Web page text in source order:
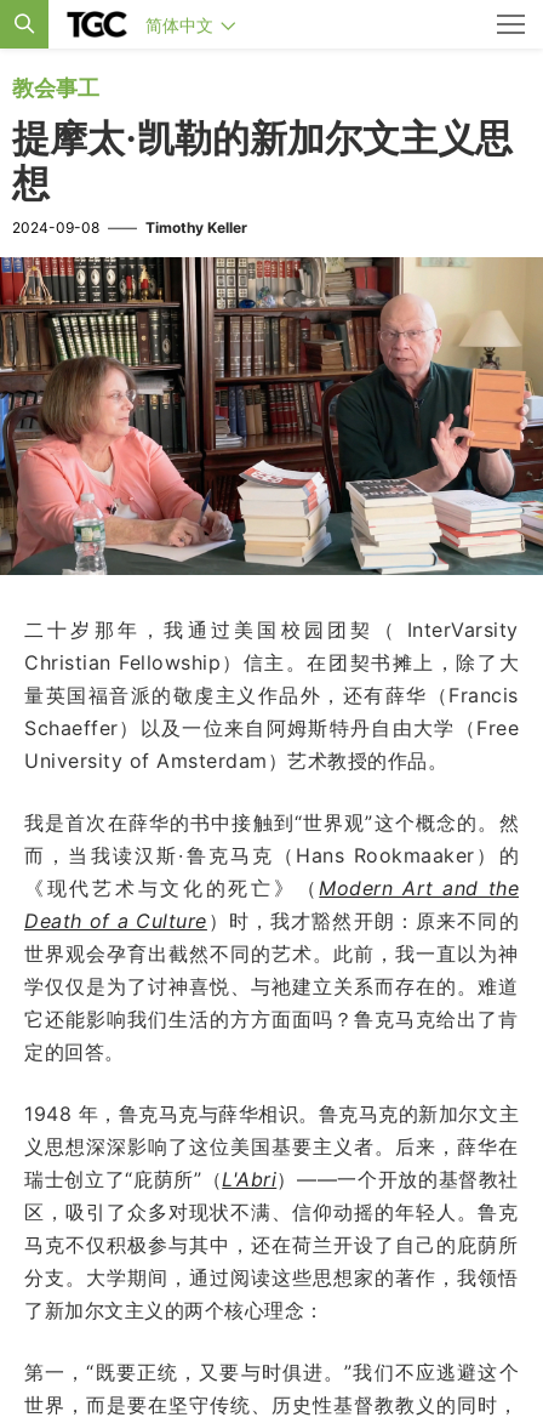
简体中文
教会事工
提摩太·凯勒的新加尔文主义思
想
2024-09-08 —— Timothy Keller
二十岁那年，我通过美国校园团契（ InterVarsity
Christian Fellowship）信主。在团契书摊上，除了大
量英国福音派的敬虔主义作品外，还有薛华（Francis
Schaeffer）以及一位来自阿姆斯特丹自由大学（Free
University of Amsterdam）艺术教授的作品。
我是首次在薛华的书中接触到“世界观”这个概念的。然
而，当我读汉斯·鲁克马克（Hans Rookmaaker）的
《现代艺术与文化的死亡》（ Modern Art and the
Death of a Culture ）时，我才豁然开朗：原来不同的
世界观会孕育出截然不同的艺术。此前，我一直以为神
学仅仅是为了讨神喜悦、与祂建立关系而存在的。难道
它还能影响我们生活的方方面面吗？鲁克马克给出了肯
定的回答。
1948 年，鲁克马克与薛华相识。鲁克马克的新加尔文主
义思想深深影响了这位美国基要主义者。后来，薛华在
瑞士创立了“庇荫所”（L'Abri）——一个开放的基督教社
区，吸引了众多对现状不满、信仰动摇的年轻人。鲁克
马克不仅积极参与其中，还在荷兰开设了自己的庇荫所
分支。大学期间，通过阅读这些思想家的著作，我领悟
了新加尔文主义的两个核心理念：
第一，“既要正统，又要与时俱进。”我们不应逃避这个
世界，而是要在坚守传统、历史性基督教教义的同时，